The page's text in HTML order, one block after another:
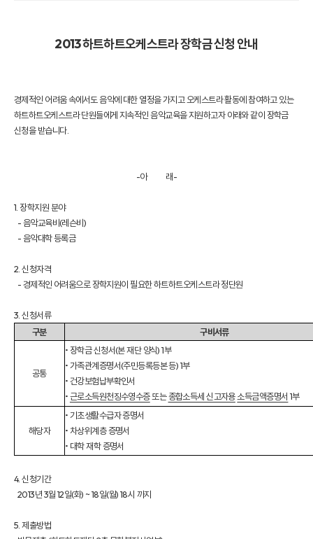
2013 하트하트오케스트라 장학금 신청 안내
경제적인 어려움 속에서도 음악에 대한 열정을 가지고 오케스트라 활동에 참여하고 있는
하트하트오케스트라 단원들에게 지속적인 음악교육을 지원하고자 아래와 같이 장학금
신청을 받습니다.
-아 래-
1. 장학지원 분야
- 음악교육비(레슨비)
- 음악대학 등록금
2. 신청자격
- 경제적인 어려움으로 장학지원이 필요한 하트하트오케스트라 정단원
3. 신청서류
구분
구비서류
공통
• 장학금 신청서(본 재단 양식) 1부
• 가족관계증명서(주민등록등본 등) 1부
• 건강보험납부확인서
•근로소득원천징수영수증또는종합소득세 신고자용소득금액증명서 1부
해당자
• 기초생활수급자 증명서
• 차상위계층 증명서
• 대학 재학 증명서
4. 신청기간
2013년 3월 12일(화) ~ 18일(월) 18시 까지
5. 제출방법